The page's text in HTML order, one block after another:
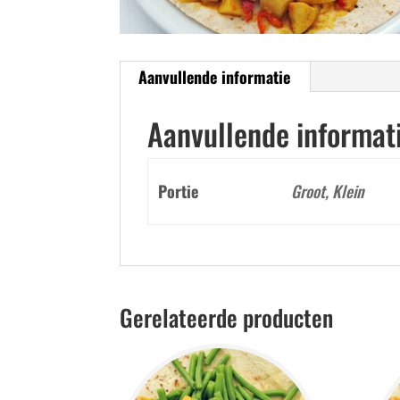
Aanvullende informatie
Aanvullende
Portie Groot, Klein
Gerelateerde producten